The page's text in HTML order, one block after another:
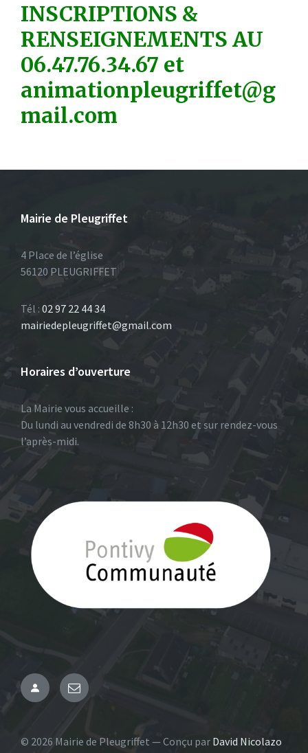
INSCRIPTIONS &
RENSEIGNEMENTS AU
06.47.76.34.67 et
animationpleugriffet@g
mail.com
Mairie de Pleugriffet
4 Place de l’église
56120 PLEUGRIFFET
Tél : 02 97 22 44 34
mairiedepleugriffet@gmail.com
Horaires d’ouverture
La Mairie vous accueille :
Du lundi au vendredi de 8h30 à 12h30 et sur rendez-vous
l’après-midi.
Administration
Email
© 2026 Mairie de Pleugriffet — Conçu par David Nicolazo